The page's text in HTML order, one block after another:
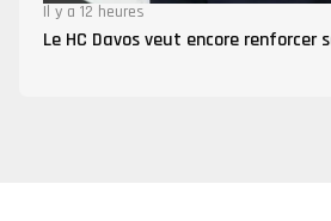
Il y a 12 heures
Le HC Davos veut encore